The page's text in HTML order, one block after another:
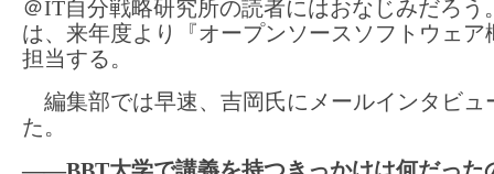
＠IT自分戦略研究所の読者にはおなじみだろう
は、来年度より『オープンソースソフトウェア
担当する。
編集部では早速、吉岡氏にメールインタビュ
た。